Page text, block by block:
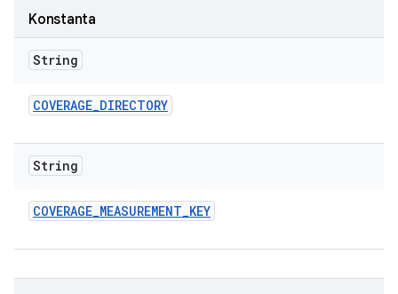
Konstanta
String
COVERAGE_DIRECTORY
String
COVERAGE_MEASUREMENT_KEY